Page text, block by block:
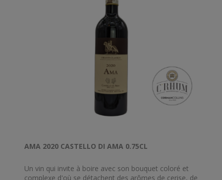
AMA 2020 CASTELLO DI AMA 0.75CL
Un vin qui invite à boire avec son bouquet coloré et
complexe d'où se détachent des arômes de cerise, de